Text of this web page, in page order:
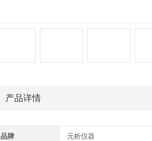
产品详情
品牌 元析仪器